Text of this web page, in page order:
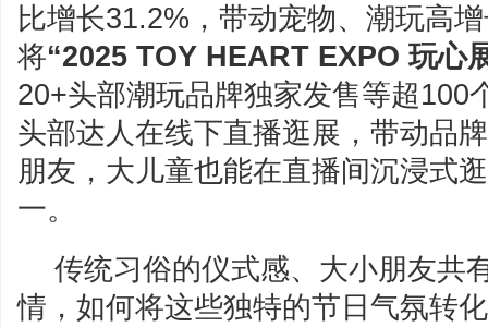
比增长31.2%，带动宠物、潮玩高
将“2025 TOY HEART EXPO 玩心
20+头部潮玩品牌独家发售等超100
头部达人在线下直播逛展，带动品
朋友，大儿童也能在直播间沉浸式
一。
传统习俗的仪式感、大小朋友共
情，如何将这些独特的节日气氛转